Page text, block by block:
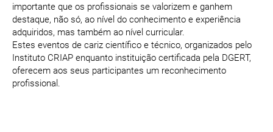
importante que os profissionais se valorizem e ganhem
destaque, não só, ao nível do conhecimento e experiência
adquiridos, mas também ao nível curricular.
Estes eventos de cariz científico e técnico, organizados pelo
Instituto CRIAP enquanto instituição certificada pela DGERT,
oferecem aos seus participantes um reconhecimento
profissional.